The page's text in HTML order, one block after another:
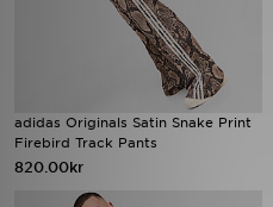
adidas Originals Satin Snake Print
Firebird Track Pants
820.00kr